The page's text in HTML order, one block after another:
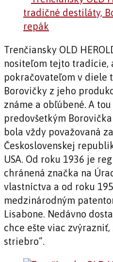
Trenčiansky OLD
nositeľom tejto tradície,
pokračovateľom v diele
Borovičky z jeho
známe a obľúbené. A
predovšetkým
bola vždy považovaná
Československej
USA. Od roku 1936 je
chránená značka na
vlastníctva a od roku
medzinárodným
Lisabone. Nedávno
chce ešte viac
striebro“.